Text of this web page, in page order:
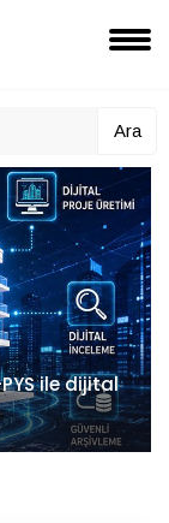
Ara
ile dijital